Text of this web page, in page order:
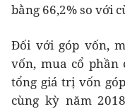
bằng 66,2% so với
Đối với góp vốn,
vốn, mua cổ phần
tổng giá trị vốn
cùng kỳ năm